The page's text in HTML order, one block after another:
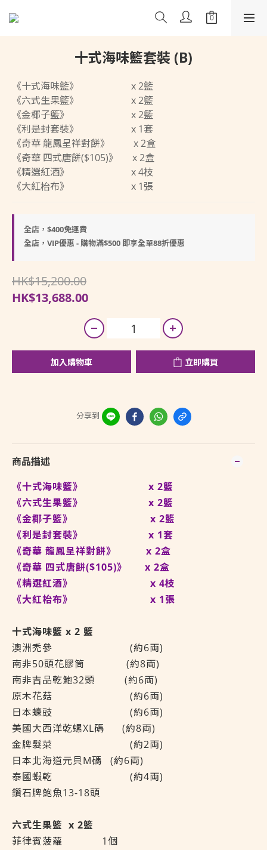
十式海味籃套裝 (B)
《十式海味籃》                      x 2籃
《六式生果籃》                      x 2籃
《金椰子籃》                          x 2籃
《利是封套裝》                      x 1套
《奇華 龍鳳呈祥對餅》          x 2盒
《奇華 四式唐餅($105)》      x 2盒
《精選紅酒》                          x 4枝
《大紅枱布》                          x 1張
全店，$400免運費
全店，VIP優惠 - 購物滿$500 即享全單88折優惠
HK$15,200.00
HK$13,688.00
加入購物車 立即購買
分享到
商品描述
《十式海味籃》 x 2籃
《六式生果籃》 x 2籃
《金椰子籃》 x 2籃
《利是封套裝》 x 1套
《奇華 龍鳳呈祥對餅》 x 2盒
《奇華 四式唐餅($105)》 x 2盒
《精選紅酒》 x 4枝
《大紅枱布》 x 1張
十式海味籃 x 2 籃
澳洲禿參 (約6両)
南非50頭花膠筒 (約8両)
南非吉品乾鮑32頭 (約6両)
原木花菇 (約6両)
日本蠔豉 (約6両)
美國大西洋乾螺XL碼 (約8両)
金牌髮菜 (約2両)
日本北海道元貝M碼
(約6両)
泰國蝦乾 (約4両)
鑽石牌鮑魚13-18頭
六式生果籃 x 2籃
菲律賓菠蘿
1個